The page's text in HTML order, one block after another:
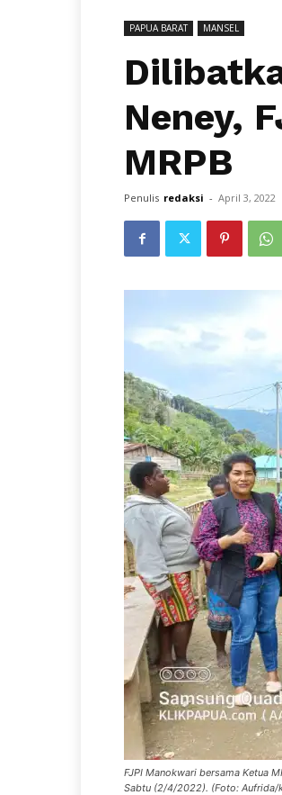
PAPUA BARAT MANSEL
Neney,
MRPB
Penulis redaksi - April 3, 2022
FJPI Manokwari bersama Ketua
Sabtu (2/4/2022). (Foto: Aufrida/